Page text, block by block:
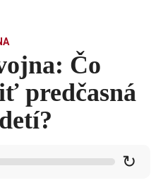
Čo
predčasná
↻